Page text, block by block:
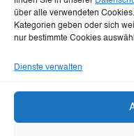
über alle verwendeten
Kategorien geben oder sich
nur bestimmte Cookies
Dienste verwalten
accordance with the